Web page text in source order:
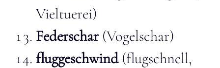
Vieltuerei)
Federschar(Vogelschar)
fluggeschwind(flugschnell,